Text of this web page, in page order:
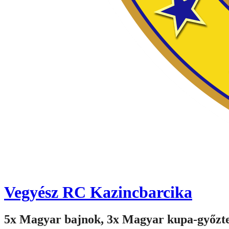
Vegyész RC Kazincbarcika
5x Magyar bajnok, 3x Magyar kupa-